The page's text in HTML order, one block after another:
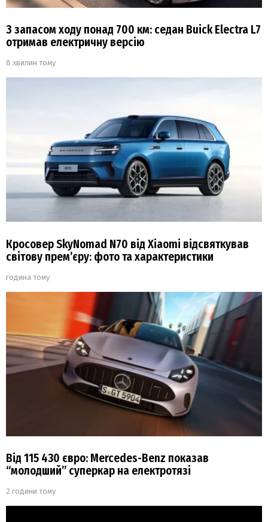
З запасом ходу понад 700 км: седан Buick Electra L7
отримав електричну версію
8 хвилин тому
Кросовер SkyNomad N70 від Xiaomi відсвяткував
світову прем’єру: фото та характеристики
година тому
Від 115 430 євро: Mercedes-Benz показав
“молодший” суперкар на електротязі
2 години тому